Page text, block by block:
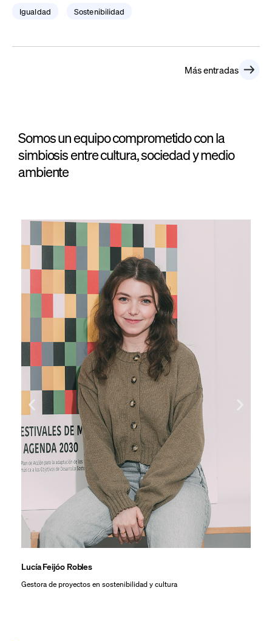
Igualdad Sostenibilidad
Más entradas
Somos un equipo comprometido con la
simbiosis entre cultura, sociedad y medio
ambiente
Lucía Feijóo Robles
Gestora de proyectos en sostenibilidad y cultura